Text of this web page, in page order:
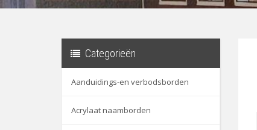
Categorieën
Aanduidings-en verbodsborden
Acrylaat naamborden